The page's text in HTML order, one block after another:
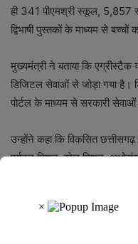
ही 341 पीएमश्री स्कूल, 5,857
द्विभाषी पुस्तकों के माध्यम से बच्चों
मुख्यमंत्री ने बताया कि
डिजिटल सेवाओं से जोड़ा गया है।
पोर्टल के माध्यम से सरकारी
उन्होंने कहा कि विकसित
पर्यटन मिशन, खेल मिशन,
किए हैं। इन मिशनों से युवाओं
जाएगा।